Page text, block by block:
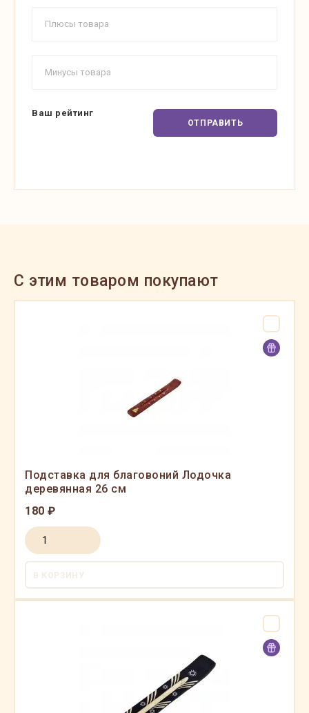
Ваш рейтинг
ОТПРАВИТЬ
C этим товаром покупают
Подставка для благовоний Лодочка
деревянная 26 см
180 ₽
В КОРЗИНУ